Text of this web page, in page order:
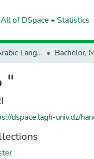
All of DSpace Statistics
Department of Arabic Language And Letters
دلالة الشخصية في رواية "جوع "
dspace.lagh-univ.dz/